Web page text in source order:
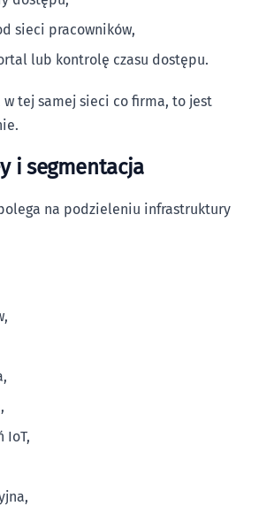
sieci pracowników,
lub kontrolę czasu dostępu.
w tej samej sieci co firma, to jest
i segmentacja
na podzieleniu infrastruktury
IoT,